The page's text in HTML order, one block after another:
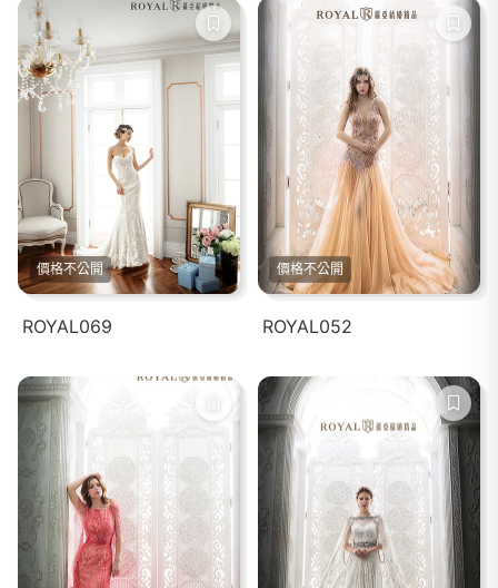
價格不公開
ROYAL069
價格不公開
ROYAL052